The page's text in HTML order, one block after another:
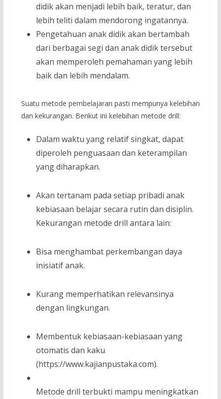
didik akan menjadi lebih baik, teratur, dan
lebih teliti dalam mendorong ingatannya.
Pengetahuan anak didik akan bertambah
dari berbagai segi dan anak didik tersebut
akan memperoleh pemahaman yang lebih
baik dan lebih mendalam.
Suatu metode pembelajaran pasti mempunya kelebihan
dan kekurangan. Berikut ini kelebihan metode drill:
Dalam waktu yang relatif singkat, dapat
diperoleh penguasaan dan keterampilan
yang diharapkan.
Akan tertanam pada setiap pribadi anak
kebiasaan belajar secara rutin dan disiplin.
Kekurangan metode drill antara lain:
Bisa menghambat perkembangan daya
inisiatif anak.
Kurang memperhatikan relevansinya
dengan lingkungan.
Membentuk kebiasaan-kebiasaan yang
otomatis dan kaku
(https://www.kajianpustaka.com).
Metode drill terbukti mampu meningkatkan